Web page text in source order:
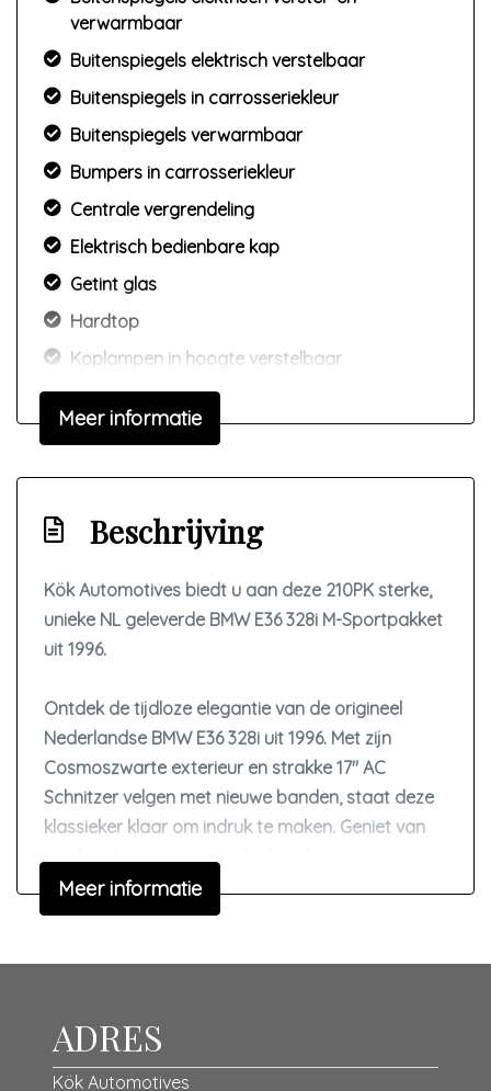
verwarmbaar
Buitenspiegels elektrisch verstelbaar
Buitenspiegels in carrosseriekleur
Buitenspiegels verwarmbaar
Bumpers in carrosseriekleur
Centrale vergrendeling
Elektrisch bedienbare kap
Getint glas
Hardtop
Koplampen in hoogte verstelbaar
Lichtmetalen velgen
Sportvelgen
Verlaagde carrosserie
Interieur
Armsteun voor
Elektrische ramen achter
Elektrische ramen voor
Hoofdsteunen achter
Hoofdsteunen voor
Middenarmsteun voor
Meer informatie
Beschrijving
Kök Automotives biedt u aan deze 210PK sterke,
unieke NL geleverde BMW E36 328i M-Sportpakket
uit 1996.
Ontdek de tijdloze elegantie van de origineel
Nederlandse BMW E36 328i uit 1996. Met zijn
Cosmoszwarte exterieur en strakke 17'' AC
Schnitzer velgen met nieuwe banden, staat deze
klassieker klaar om indruk te maken. Geniet van
een krachtige prestatie dankzij de aangepaste
RVS-uitlaatlijn en M50 inlaat, terwijl het M3 Vader
interieur in Kolarrood en de shortshifter het
Merk: BMW
Meer informatie
ADRES
Kök Automotives